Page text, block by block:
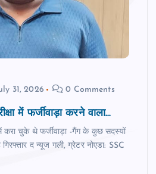
31, 2026 0 Comments
में फर्जीवाड़ा करने वाला...
में करा चुके थे फर्जीवाड़ा -गैंग के कुछ सदस्‍यों
द न्‍यूज गली, ग्रेटर नोएडा: SSC